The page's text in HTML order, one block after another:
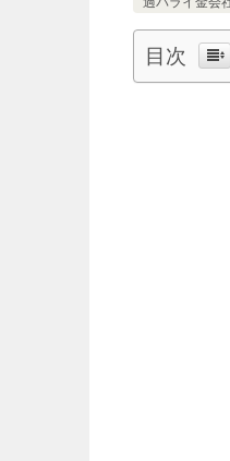
目次